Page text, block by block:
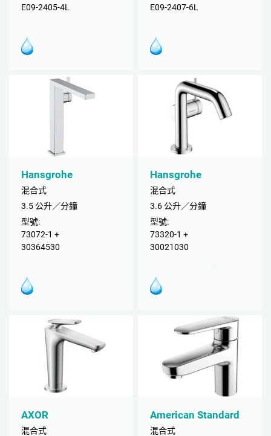
E09-2405-4L
E09-2407-6L
Hansgrohe
混合式
3.5 公升／分鐘
型號:
73072-1 +
30364530
Hansgrohe
混合式
3.6 公升／分鐘
型號:
73320-1 +
30021030
AXOR
混合式
American Standard
混合式